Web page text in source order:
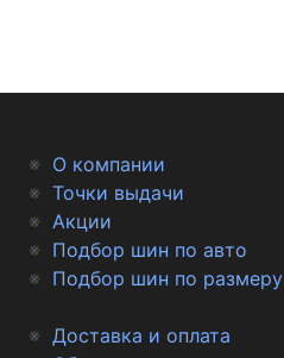
О компании
Точки выдачи
Акции
Подбор шин по авто
Подбор шин по размеру
Доставка и оплата